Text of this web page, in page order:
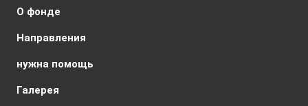
О фонде
Направления
нужна помощь
Галерея